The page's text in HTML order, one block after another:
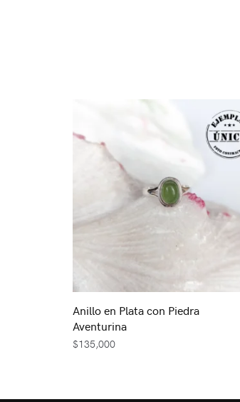
Anillo en Plata con Piedra
Aventurina
$135,000